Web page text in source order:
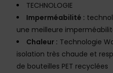
TECHNOLOGIE
Imperméabilité :
une meilleure
Chaleur : Technologie
isolation très chaude et
de bouteilles PET recyclées